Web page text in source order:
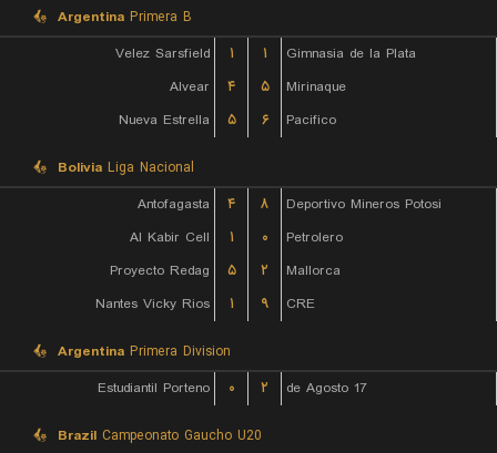
Argentina Primera B
Velez Sarsfield
۱ ۱
Gimnasia de la Plata
Alvear
۴ ۵
Mirinaque
Nueva Estrella
۵ ۶ Pacifico
Bolivia Liga Nacional
Antofagasta
۴ ۸
Deportivo Mineros Potosi
Al Kabir Cell
۱ ۰
Petrolero
Proyecto Redag
۵ ۲
Mallorca
Nantes Vicky Rios
۱ ۹ CRE
Argentina Primera Division
Estudiantil Porteno
۰ ۲ 17 de Agosto
Brazil Campeonato Gaucho U20